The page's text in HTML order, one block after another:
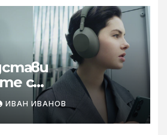
с
WH-
нов цвят „Olive
ИВАН ИВАНОВ